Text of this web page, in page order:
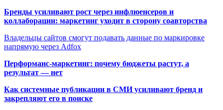
Бренды усиливают рост через инфлюенсеров и
коллаборации: маркетинг уходит в сторону соавторства
Владельцы сайтов смогут подавать данные по маркировке
напрямую через Adfox
Перформанс-маркетинг: почему бюджеты растут, а
результат — нет
Как системные публикации в СМИ усиливают бренд и
закрепляют его в поиске